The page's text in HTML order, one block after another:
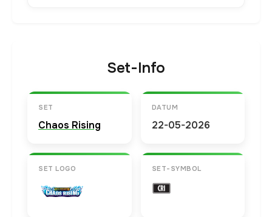
Set-Info
SET
Chaos Rising
DATUM
22-05-2026
SET LOGO SET-SYMBOL